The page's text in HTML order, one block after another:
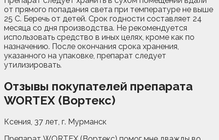
от прямого попадания света при температуре не выше
25 С. Беречь от детей. Срок годности составляет 24
месяца со дня производства. Не рекомендуется
использовать средство в иных целях, кроме как по
назначению. После окончания срока хранения,
указанного на упаковке, препарат следует
утилизировать.
Отзывы покупателей препарата
WORTEX (Вортекс)
Ксения, 37 лет, г. Мурманск